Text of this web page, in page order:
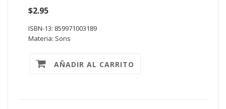
$2.95
ISBN-13: 859971003189
Materia: Sons
AÑADIR AL CARRITO